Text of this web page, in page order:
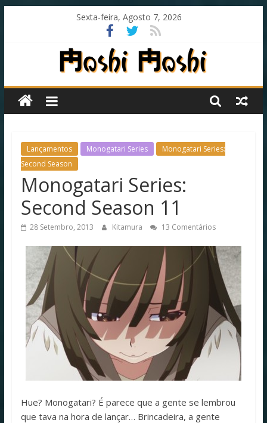
Sexta-feira, Agosto 7, 2026
Moshi
Moshi
Subs
fansub
diferente
de
outros!
Lançamentos Monogatari Series
Monogatari Series:
Second Season
Monogatari Series:
Second Season 11
28 Setembro, 2013 Kitamura 13 Comentários
Hue? Monogatari? É parece que a gente se lembrou
que tava na hora de lançar… Brincadeira, a gente